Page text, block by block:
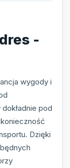
-
wygody i
pod
Dzięki